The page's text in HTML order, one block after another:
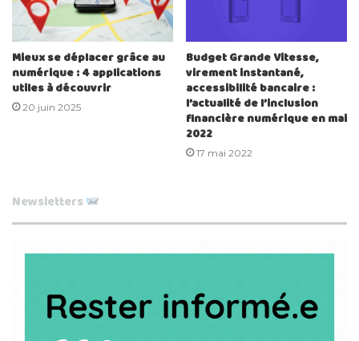
Mieux se déplacer grâce au
numérique : 4 applications
utiles à découvrir
20 juin 2025
Budget Grande Vitesse,
virement instantané,
accessibilité bancaire :
l’actualité de l’inclusion
financière numérique en mai
2022
17 mai 2022
Newsletters